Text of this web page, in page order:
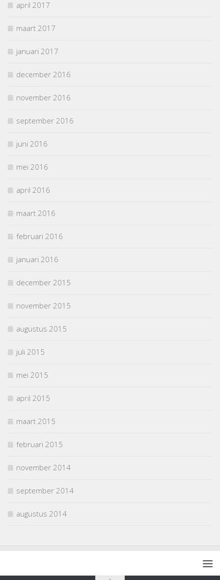
april 2017
maart 2017
januari 2017
december 2016
november 2016
september 2016
juni 2016
mei 2016
april 2016
maart 2016
februari 2016
januari 2016
december 2015
november 2015
augustus 2015
juli 2015
mei 2015
april 2015
maart 2015
februari 2015
november 2014
september 2014
augustus 2014